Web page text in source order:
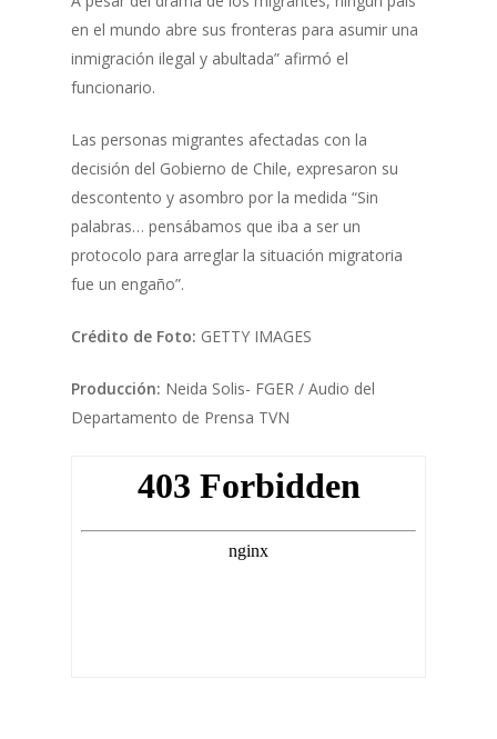
en el mundo abre sus fronteras para asumir una
inmigración ilegal y abultada” afirmó el
funcionario.
Las personas migrantes afectadas con la
decisión del Gobierno de Chile, expresaron su
descontento y asombro por la medida “Sin
palabras… pensábamos que iba a ser un
protocolo para arreglar la situación migratoria
fue un engaño”.
Crédito de Foto: GETTY IMAGES
Producción: Neida Solis- FGER / Audio del
Departamento de Prensa TVN